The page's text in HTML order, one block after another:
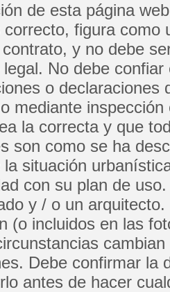
de esta página
figura como
y no debe
No debe
o
mediante
la correcta y que
son como se ha
la situación
con su plan de
y / o un
(o incluidos en las
Debe confirmar la
antes de hacer